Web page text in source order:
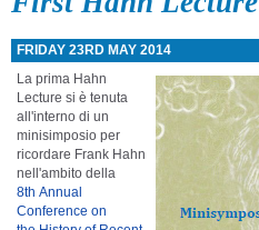
FRIDAY 23RD MAY 2014
La prima Hahn
Lecture si è tenuta
all'interno di un
minisimposio per
ricordare Frank Hahn
nell'ambito della
8th Annual
Conference on